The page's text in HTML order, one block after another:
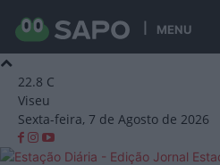
MENU
22.8 C
Viseu
Sexta-feira, 7 de Agosto de 2026